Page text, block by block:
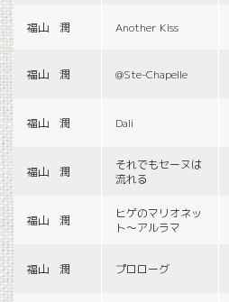
福山 潤 Another Kiss
福山 潤 @Ste-Chapelle
福山 潤 Dali
福山 潤
それでもセーヌは
流れる
福山 潤
ヒゲのマリオネッ
ト〜アルラマ
福山 潤 プロローグ